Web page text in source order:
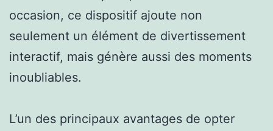
occasion, ce dispositif ajoute non
seulement un élément de divertissement
interactif, mais génère aussi des moments
inoubliables.
L’un des principaux avantages de opter